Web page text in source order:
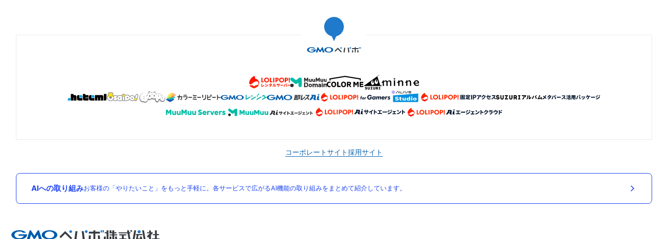
コーポレートサイト採用サイト
AIへの取り組みお客様の「やりたいこと」をもっと手軽に。各サービスで広がるAI機能の取り組みをまとめて紹介しています。